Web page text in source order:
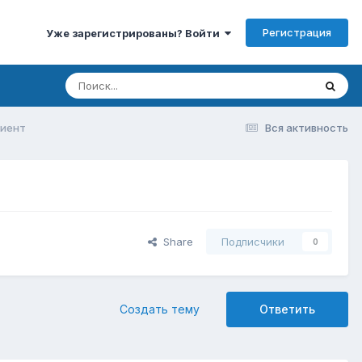
Уже зарегистрированы? Войти Регистрация
Вся активность
Share Подписчики 0
Ответить
Создать тему